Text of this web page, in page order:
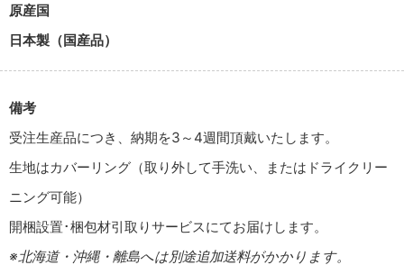
原産国
日本製（国産品）
備考
受注生産品につき、納期を3～4週間頂戴いたします。
生地はカバーリング（取り外して手洗い、またはドライクリー
ニング可能）
開梱設置･梱包材引取りサービスにてお届けします。
※北海道・沖縄・離島へは別途追加送料がかかります。